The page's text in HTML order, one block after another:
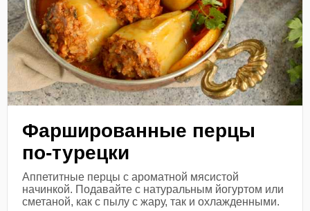
Фаршированные перцы
по-турецки
Аппетитные перцы с ароматной мясистой
начинкой. Подавайте с натуральным йогуртом или
сметаной, как с пылу с жару, так и охлажденными.